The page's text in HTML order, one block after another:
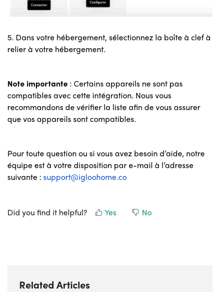
5. Dans votre hébergement, sélectionnez la boîte à clef à
relier à votre hébergement.
Note importante : Certains appareils ne sont pas
compatibles avec cette intégration. Nous vous
recommandons de vérifier la liste afin de vous assurer
que vos appareils sont compatibles.
Pour toute question ou si vous avez besoin d’aide, notre
équipe est à votre disposition par e-mail à l’adresse
suivante : support@igloohome.co
Did you find it helpful? Yes No
Related Articles